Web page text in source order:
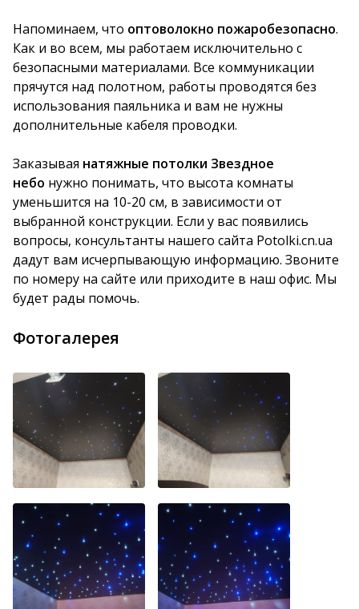
Напоминаем, что оптоволокно пожаробезопасно.
Как и во всем, мы работаем исключительно с
безопасными материалами. Все коммуникации
прячутся над полотном, работы проводятся без
использования паяльника и вам не нужны
дополнительные кабеля проводки.
Заказывая натяжные потолки Звездное
небо нужно понимать, что высота комнаты
уменьшится на 10-20 см, в зависимости от
выбранной конструкции. Если у вас появились
вопросы, консультанты нашего сайта Potolki.cn.ua
дадут вам исчерпывающую информацию. Звоните
по номеру на сайте или приходите в наш офис. Мы
будет рады помочь.
Фотогалерея